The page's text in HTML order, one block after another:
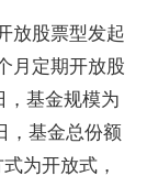
放股票型发起
月定期开放股
，基金规模为
，基金总份额
为开放式，